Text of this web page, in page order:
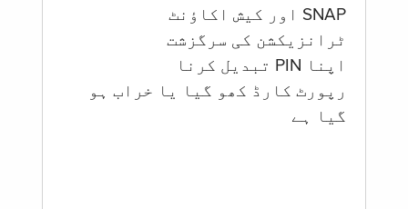
SNAP اور کیش اکاؤنٹ
ٹرانزیکشن کی سرگزشت
اپنا PIN تبدیل کرنا
رپورٹ کارڈ کھو گیا یا خراب ہو
گيا ہے